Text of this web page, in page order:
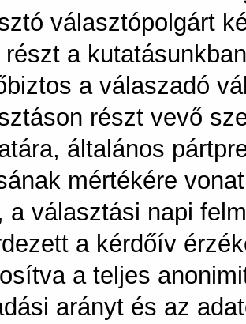
választópolgárt
a
a válaszadó
részt vevő
általános
mértékére
a választási napi
a kérdőív
a teljes
arányt és az